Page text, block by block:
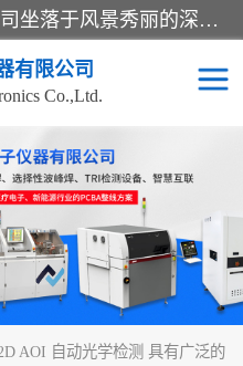
深圳市亿阳电子仪器有限公司坐落于风景秀丽的深圳市光明区，集SMT设备销售务为一体，努力为客户提供电子装配解决方案。与行业**SMT设备厂商：ASM（印刷机，锡膏检查机，贴片机），德国ERSA（爱莎）建立了稳固的代理合作关系，销售的设备一直保持**电子装配行业未来发展方向，能够满足客户各种繁杂产品的生产应用。
有限公司
Co.,Ltd.
AOI 自动光学检测 具有广泛的
E系列中速贴片机
选择性波峰焊
VERSAFLOW-335
波峰焊
自动光学检测TR7700QE